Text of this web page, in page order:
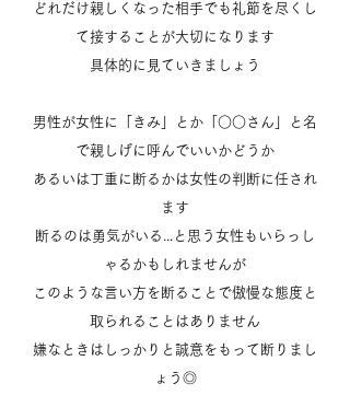
どれだけ親しくなった相手でも礼節を尽くし
て接することが大切になります
具体的に見ていきましょう
男性が女性に「きみ」とか「○○さん」と名
で親しげに呼んでいいかどうか
あるいは丁重に断るかは女性の判断に任され
ます
断るのは勇気がいる...と思う女性もいらっし
ゃるかもしれませんが
このような言い方を断ることで傲慢な態度と
取られることはありません
嫌なときはしっかりと誠意をもって断りまし
ょう◎